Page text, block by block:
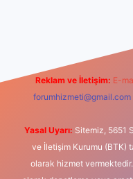
Reklam ve İletişim: E-
forumhizmeti@gmail.com
Yasal Uyarı: Sitemiz, 5651
ve İletişim Kurumu (BTK)
olarak hizmet